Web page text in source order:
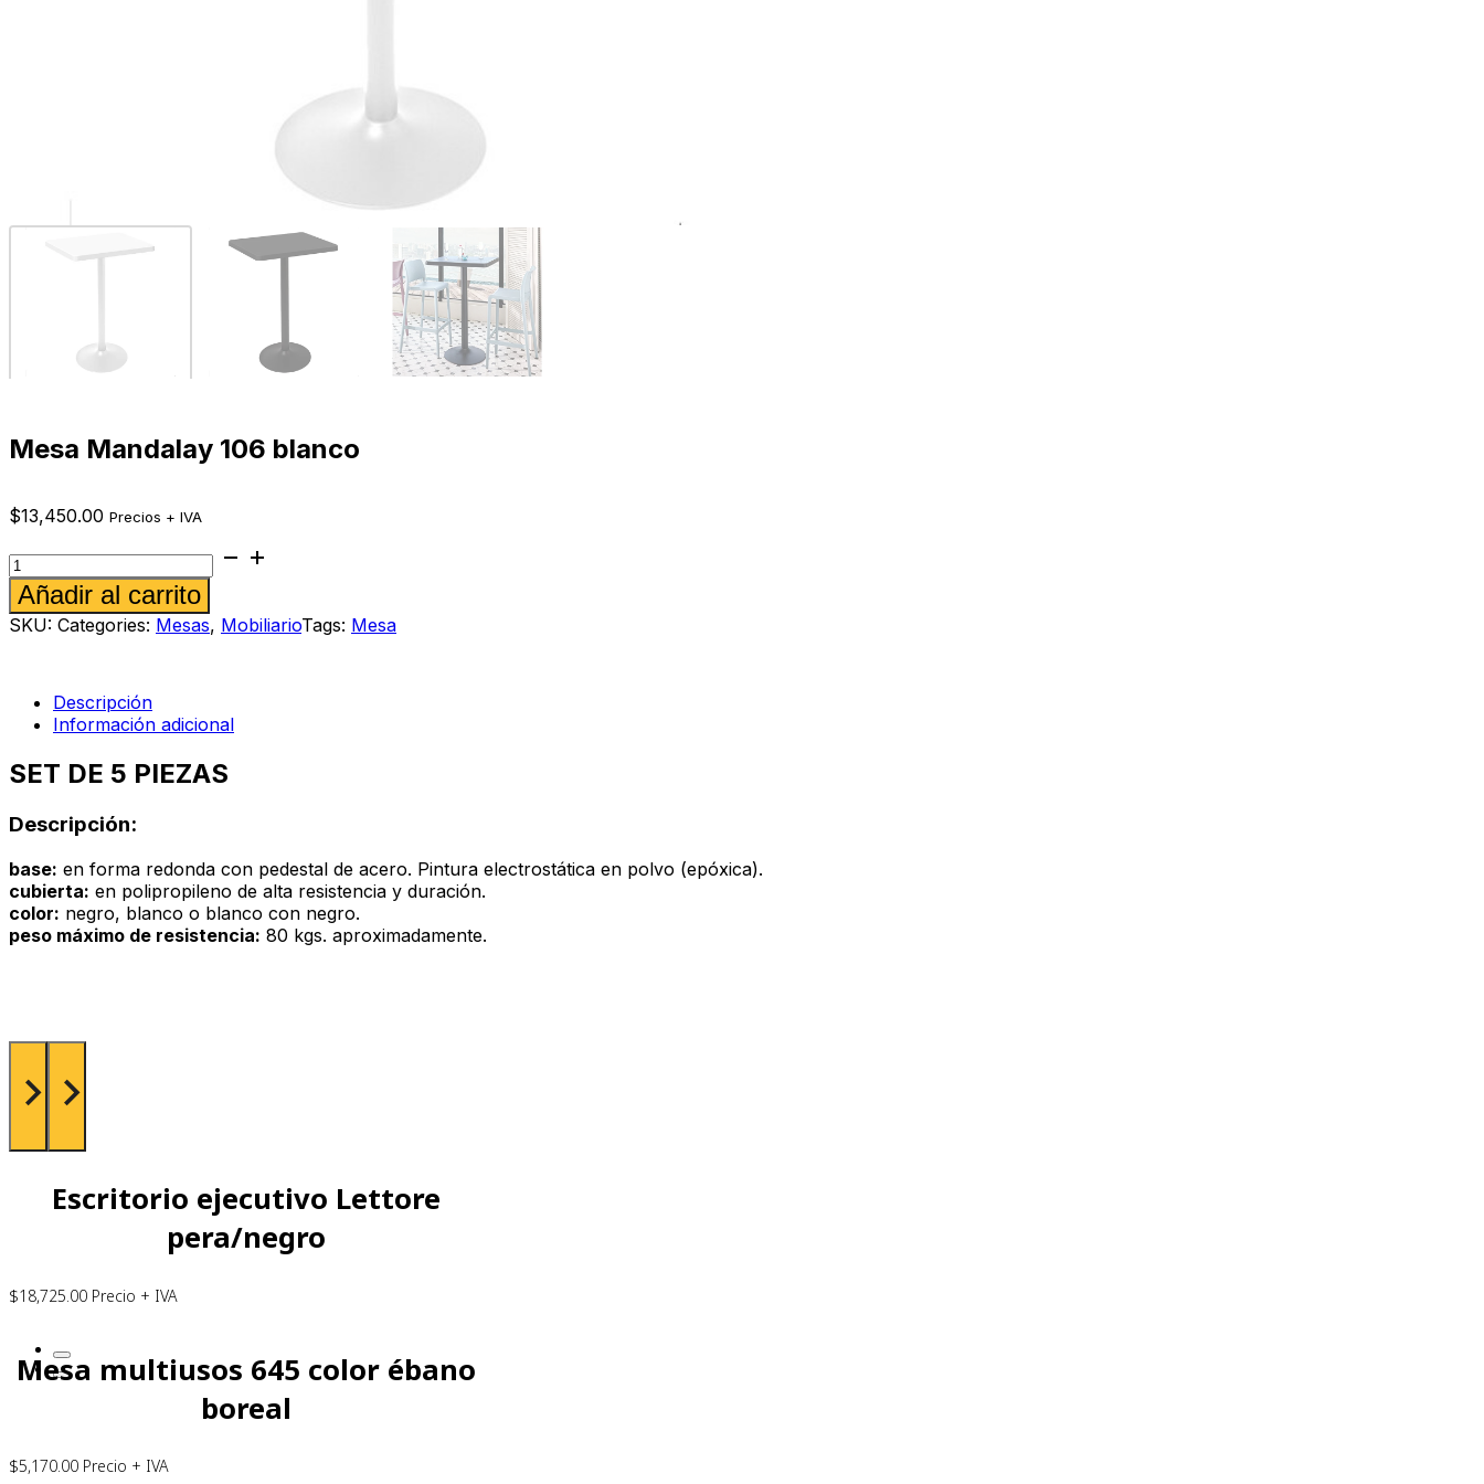
Mesa Mandalay 106 blanco
$13,450.00 Precios + IVA
Mesa
Mandalay
106
blanco
cantidad
Añadir al carrito
SKU: Categories: Mesas, MobiliarioTags: Mesa
Descripción
Información adicional
SET DE 5 PIEZAS
Descripción:
base: en forma redonda con pedestal de acero. Pintura electrostática en polvo (epóxica).
cubierta: en polipropileno de alta resistencia y duración.
color: negro, blanco o blanco con negro.
peso máximo de resistencia: 80 kgs. aproximadamente.
Escritorio ejecutivo Lettore
pera/negro
$18,725.00 Precio + IVA
Mesa multiusos 645 color ébano
boreal
$5,170.00 Precio + IVA